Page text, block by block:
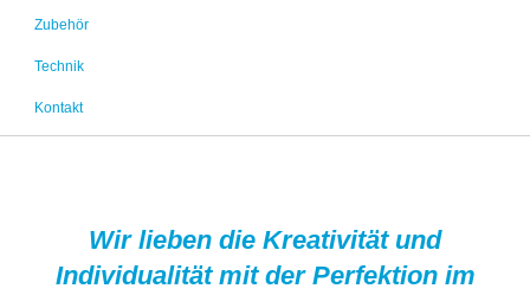
Zubehör
Technik
Kontakt
Wir lieben die Kreativität und
Individualität mit der Perfektion im